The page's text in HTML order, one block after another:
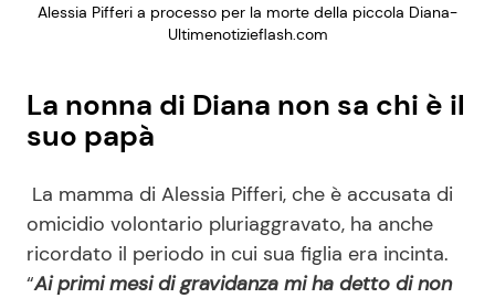
Alessia Pifferi a processo per la morte della piccola Diana-
Ultimenotizieflash.com
La nonna di Diana non sa chi è il
suo papà
La mamma di Alessia Pifferi, che è accusata di
omicidio volontario pluriaggravato, ha anche
ricordato il periodo in cui sua figlia era incinta.
“Ai primi mesi di gravidanza mi ha detto di non